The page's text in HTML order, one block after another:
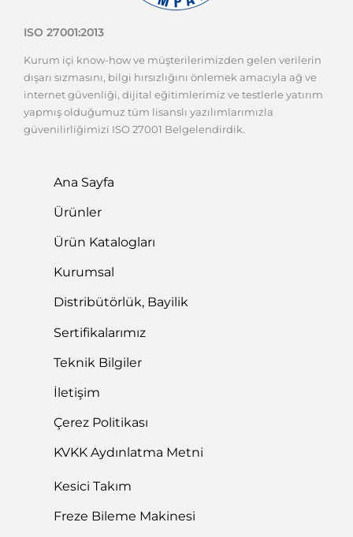
ISO 27001:2013
Kurum içi know-how ve müşterilerimizden gelen verilerin
dışarı sızmasını, bilgi hırsızlığını önlemek amacıyla ağ ve
internet güvenliği, dijital eğitimlerimiz ve testlerle yatırım
yapmış olduğumuz tüm lisanslı yazılımlarımızla
güvenilirliğimizi ISO 27001 Belgelendirdik.
Ana Sayfa
Ürünler
Ürün Katalogları
Kurumsal
Distribütörlük, Bayilik
Sertifikalarımız
Teknik Bilgiler
İletişim
Çerez Politikası
KVKK Aydınlatma Metni
Kesici Takım
Freze Bileme Makinesi